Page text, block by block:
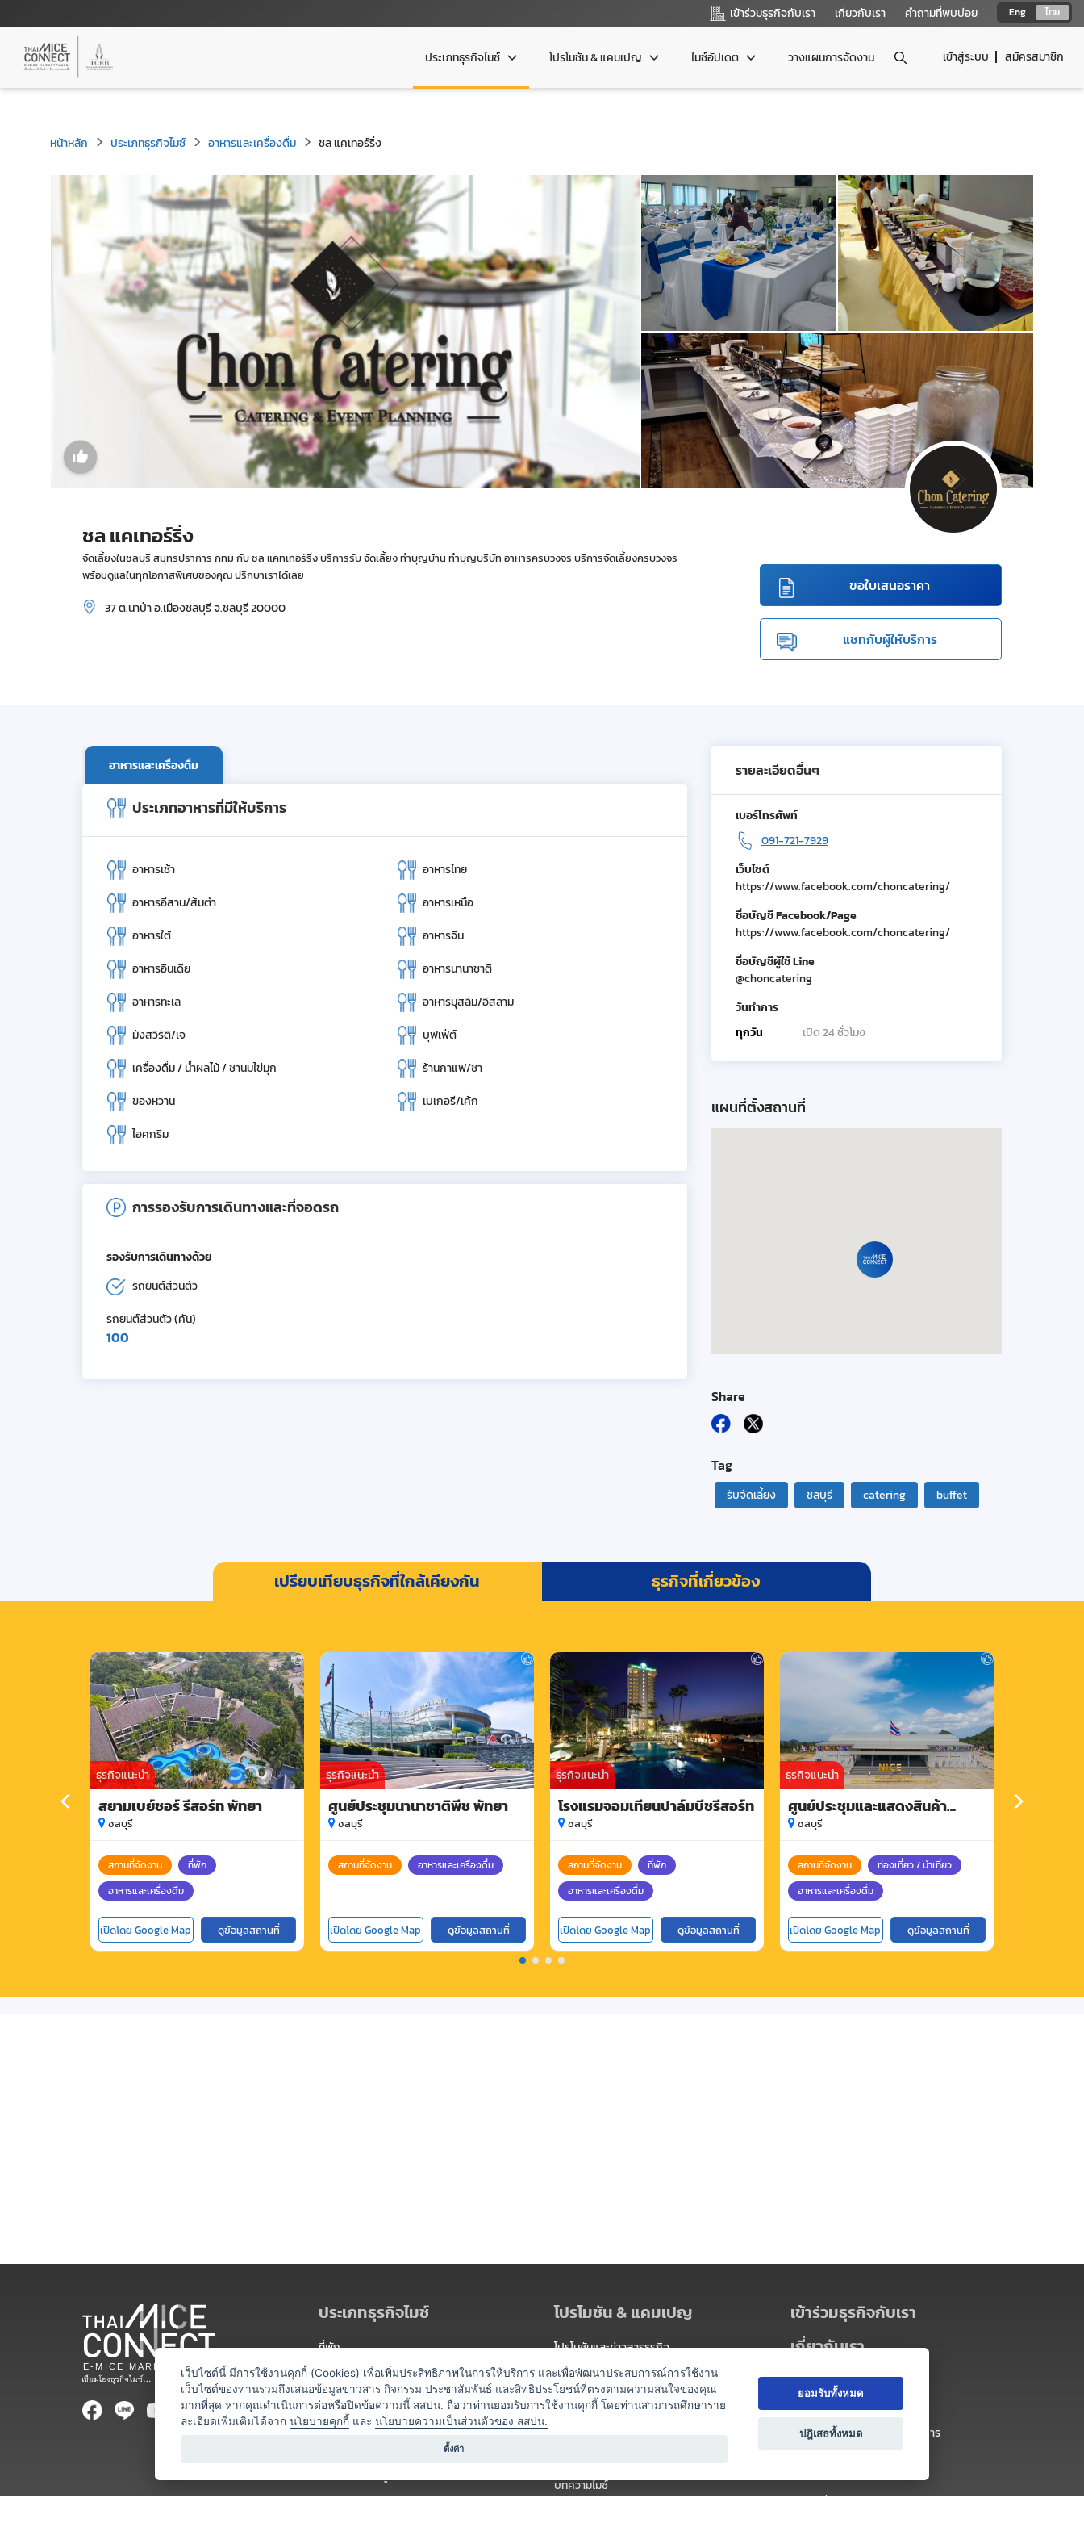
Eng ไทย
เข้าร่วมธุรกิจกับเรา เกี่ยวกับเรา คำถามที่พบบ่อย
เข้าสู่ระบบ สมัครสมาชิก
ประเภทธุรกิจไมซ์ โปรโมชัน & แคมเปญ ไมซ์อัปเดต วางแผนการจัดงาน
หน้าหลัก ประเภทธุรกิจไมซ์ อาหารและเครื่องดื่ม ชล แคเทอร์ริ่ง
ชล แคเทอร์ริ่ง
จัดเลี้ยงในชลบุรี สมุทรปราการ กทม กับ ชล แคทเทอร์ริ่ง บริการรับ จัดเลี้ยง ทำบุญบ้าน ทำบุญบริษัท อาหารครบวงจร บริการจัดเลี้ยงครบวงจร
พร้อมดูแลในทุกโอกาสพิเศษของคุณ ปรึกษาเราได้เลย
37 ต.นาป่า อ.เมืองชลบุรี จ.ชลบุรี 20000
ขอใบเสนอราคา
แชทกับผู้ให้บริการ
อาหารและเครื่องดื่ม
ประเภทอาหารที่มีให้บริการ
อาหารเช้า
อาหารไทย
อาหารอีสาน/ส้มตำ
อาหารเหนือ
อาหารใต้
อาหารจีน
อาหารอินเดีย
อาหารนานาชาติ
อาหารทะเล
อาหารมุสลิม/อิสลาม
มังสวิรัติ/เจ
บุฟเฟ่ต์
เครื่องดื่ม / น้ำผลไม้ / ชานมไข่มุก
ร้านกาแฟ/ชา
ของหวาน
เบเกอรี/เค้ก
ไอศกรีม
การรองรับการเดินทางและที่จอดรถ
รองรับการเดินทางด้วย
รถยนต์ส่วนตัว
รถยนต์ส่วนตัว (คัน)
100
รายละเอียดอื่นๆ
เบอร์โทรศัพท์
091-721-7929
เว็บไซต์
https://www.facebook.com/choncatering/
ชื่อบัญชี Facebook/Page
https://www.facebook.com/choncatering/
ชื่อบัญชีผู้ใช้ Line
@choncatering
วันทำการ
ทุกวัน
เปิด 24 ชั่วโมง
แผนที่ตั้งสถานที่
Share
Tag
รับจัดเลี้ยง ชลบุรี catering buffet
เปรียบเทียบธุรกิจที่ใกล้เคียงกัน ธุรกิจที่เกี่ยวข้อง
ธุรกิจแนะนำ
สยามเบย์ชอร์ รีสอร์ท พัทยา
ชลบุรี
สถานที่จัดงาน
ที่พัก
อาหารและเครื่องดื่ม
เปิดโดย Google Map ดูข้อมูลสถานที่
ธุรกิจแนะนำ
ศูนย์ประชุมนานาชาติพีช พัทยา
ชลบุรี
สถานที่จัดงาน อาหารและเครื่องดื่ม
เปิดโดย Google Map ดูข้อมูลสถานที่
ธุรกิจแนะนำ
โรงแรมจอมเทียนปาล์มบีชรีสอร์ท
ชลบุรี
สถานที่จัดงาน
ที่พัก
อาหารและเครื่องดื่ม
เปิดโดย Google Map ดูข้อมูลสถานที่
ธุรกิจแนะนำ
ศูนย์ประชุมและแสดงสินค้า
นานาชาตินงนุชพัทยา
ชลบุรี
สถานที่จัดงาน
ท่องเที่ยว / นำเที่ยว
อาหารและเครื่องดื่ม
เปิดโดย Google Map ดูข้อมูลสถานที่
โรงแรม ฎ
ประเภทธุรกิจไมซ์
ที่พัก
สถานที่จัดงาน
ท่องเที่ยว / นำเที่ยว
ออแกไนเซอร์
บริการสำหรับผู้จัดงาน
โปรโมชัน & แคมเปญ
โปรโมชันและข่าวสารธุรกิจ
แพ็กเกจ
แคมเปญ
บทความไมซ์
เข้าร่วมธุรกิจกับเรา
เกี่ยวกับเรา
เกี่ยวกับ Thai MICE Connect
นโยบายความเป็นส่วนตัว
ข้อตกลง และเงื่อนไขการใช้บริการ
เว็บไซต์นี้ มีการใช้งานคุกกี้ (Cookies) เพื่อเพิ่มประสิทธิภาพในการให้บริการ และเพื่อพัฒนาประสบการณ์การใช้งาน
เว็บไซต์ของท่านรวมถึงเสนอข้อมูลข่าวสาร กิจกรรม ประชาสัมพันธ์ และสิทธิประโยชน์ที่ตรงตามความสนใจของคุณ
มากที่สุด หากคุณดำเนินการต่อหรือปิดข้อความนี้ สสปน. ถือว่าท่านยอมรับการใช้งานคุกกี้ โดยท่านสามารถศึกษาราย
ละเอียดเพิ่มเติมได้จาก นโยบายคุกกี้ และ นโยบายความเป็นส่วนตัวของ สสปน.
ตั้งค่า
ยอมรับทั้งหมด
ปฎิเสธทั้งหมด